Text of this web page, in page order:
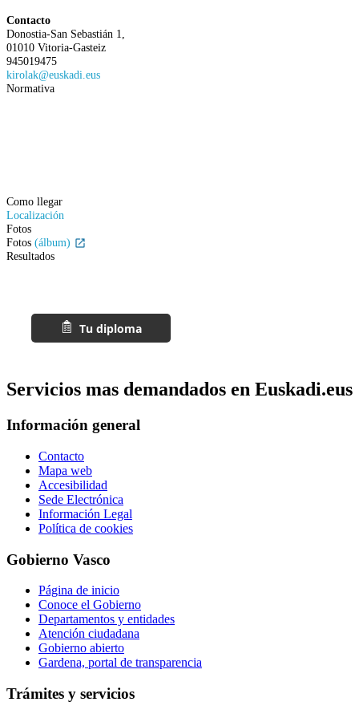
Contacto
Donostia-San Sebastián 1,
01010 Vitoria-Gasteiz
945019475
kirolak@euskadi.eus
Normativa
Como llegar
Localización
Fotos
Fotos (álbum)
Resultados
Servicios mas demandados en Euskadi.eus
Información general
Contacto
Mapa web
Accesibilidad
Sede Electrónica
Información Legal
Política de cookies
Gobierno Vasco
Página de inicio
Conoce el Gobierno
Departamentos y entidades
Atención ciudadana
Gobierno abierto
Gardena, portal de transparencia
Trámites y servicios